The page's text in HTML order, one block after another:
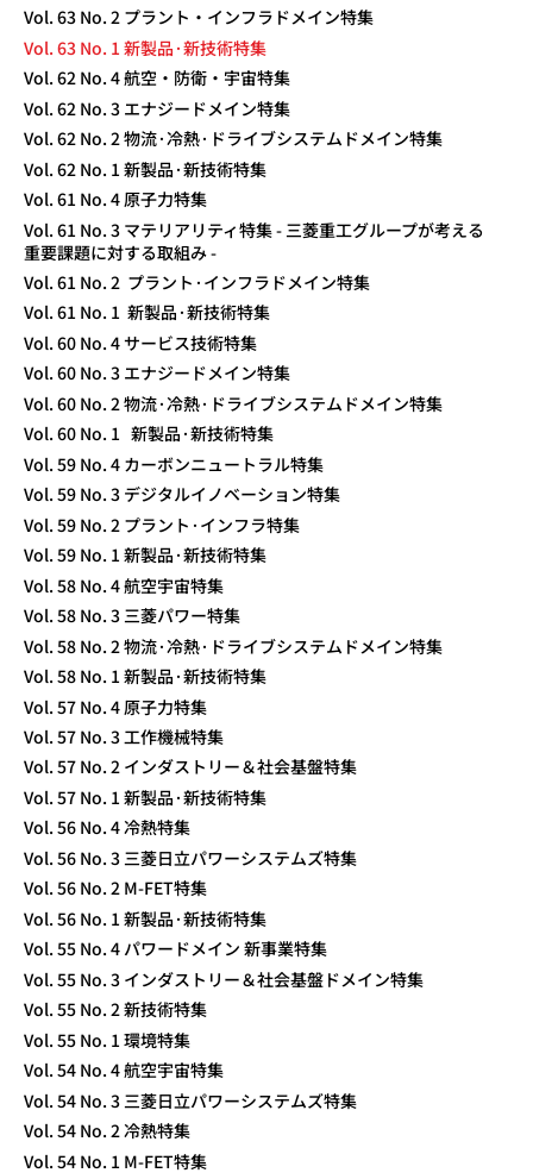
Vol. 63 No. 2 プラント・インフラドメイン特集
Vol. 63 No. 1 新製品·新技術特集
Vol. 62 No. 4 航空・防衛・宇宙特集
Vol. 62 No. 3 エナジードメイン特集
Vol. 62 No. 2 物流·冷熱·ドライブシステムドメイン特集
Vol. 62 No. 1 新製品·新技術特集
Vol. 61 No. 4 原子力特集
Vol. 61 No. 3 マテリアリティ特集 - 三菱重工グループが考える
重要課題に対する取組み -
Vol. 61 No. 2 プラント·インフラドメイン特集
Vol. 61 No. 1 新製品·新技術特集
Vol. 60 No. 4 サービス技術特集
Vol. 60 No. 3 エナジードメイン特集
Vol. 60 No. 2 物流·冷熱·ドライブシステムドメイン特集
Vol. 60 No. 1 新製品·新技術特集
Vol. 59 No. 4 カーボンニュートラル特集
Vol. 59 No. 3 デジタルイノベーション特集
Vol. 59 No. 2 プラント·インフラ特集
Vol. 59 No. 1 新製品·新技術特集
Vol. 58 No. 4 航空宇宙特集
Vol. 58 No. 3 三菱パワー特集
Vol. 58 No. 2 物流·冷熱·ドライブシステムドメイン特集
Vol. 58 No. 1 新製品·新技術特集
Vol. 57 No. 4 原子力特集
Vol. 57 No. 3 工作機械特集
Vol. 57 No. 2 インダストリー＆社会基盤特集
Vol. 57 No. 1 新製品·新技術特集
Vol. 56 No. 4 冷熱特集
Vol. 56 No. 3 三菱日立パワーシステムズ特集
Vol. 56 No. 2 M-FET特集
Vol. 56 No. 1 新製品·新技術特集
Vol. 55 No. 4 パワードメイン 新事業特集
Vol. 55 No. 3 インダストリー＆社会基盤ドメイン特集
Vol. 55 No. 2 新技術特集
Vol. 55 No. 1 環境特集
Vol. 54 No. 4 航空宇宙特集
Vol. 54 No. 3 三菱日立パワーシステムズ特集
Vol. 54 No. 2 冷熱特集
Vol. 54 No. 1 M-FET特集